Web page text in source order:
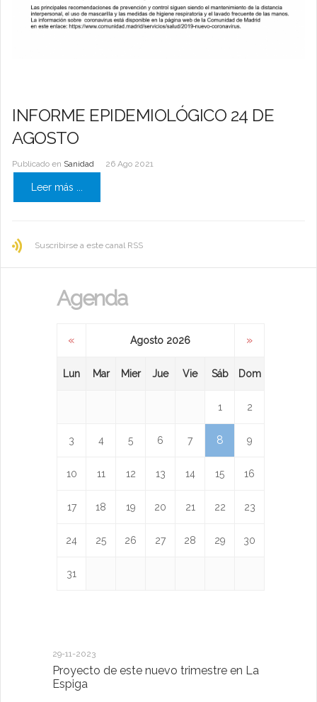
INFORME EPIDEMIOLÓGICO 24 DE
AGOSTO
Publicado en Sanidad 26 Ago 2021
Leer más ...
Suscribirse a este canal RSS
Agenda
« Agosto 2026 »
Lun Mar Mier Jue Vie Sáb Dom
1 2
3 4 5 6 7 8 9
10 11 12 13 14 15 16
17 18 19 20 21 22 23
24 25 26 27 28 29 30
31
29-11-2023
Proyecto de este nuevo trimestre en La
Espiga